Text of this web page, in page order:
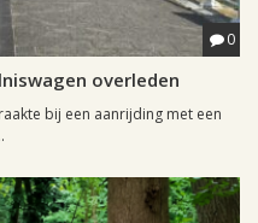
0
overleden
bij een aanrijding met een